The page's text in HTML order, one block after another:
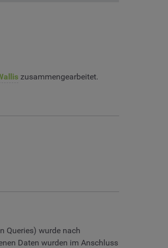
zusammengearbeitet.
Queries) wurde nach
Daten wurden im Anschluss